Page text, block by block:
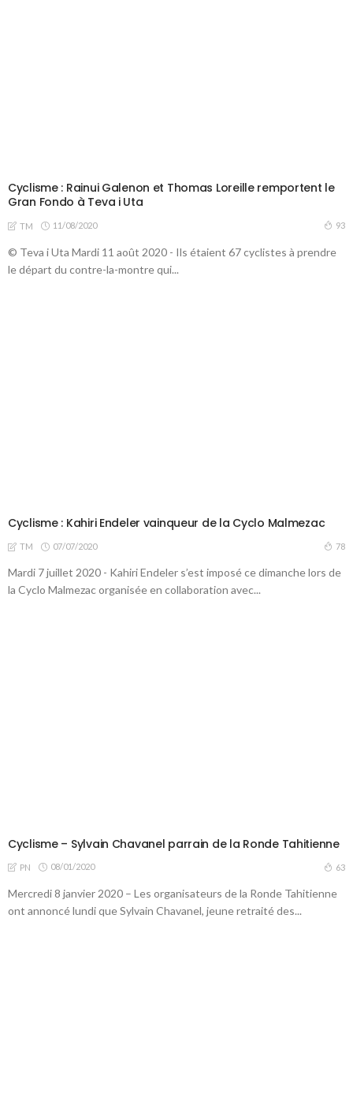
Cyclisme : Rainui Galenon et Thomas Loreille remportent le
Gran Fondo à Teva i Uta
TM 11/08/2020 93
© Teva i Uta Mardi 11 août 2020 - Ils étaient 67 cyclistes à prendre
le départ du contre-la-montre qui...
Cyclisme : Kahiri Endeler vainqueur de la Cyclo Malmezac
TM 07/07/2020 78
Mardi 7 juillet 2020 - Kahiri Endeler s’est imposé ce dimanche lors de
la Cyclo Malmezac organisée en collaboration avec...
Cyclisme – Sylvain Chavanel parrain de la Ronde Tahitienne
PN 08/01/2020 63
Mercredi 8 janvier 2020 – Les organisateurs de la Ronde Tahitienne
ont annoncé lundi que Sylvain Chavanel, jeune retraité des...